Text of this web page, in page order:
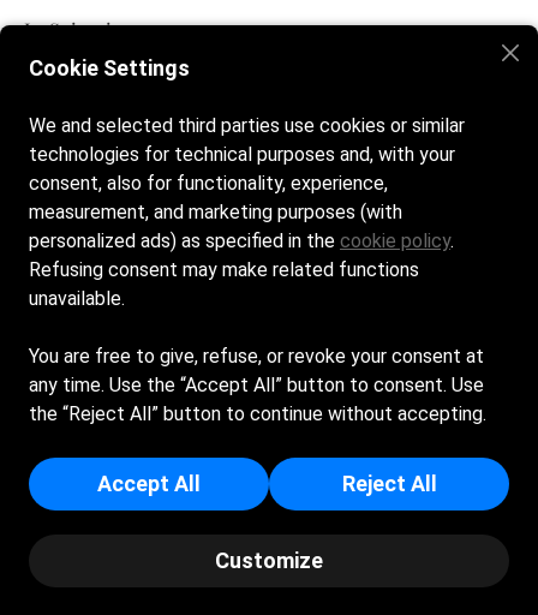
La Spiaggia
Bar e Ristorante
Contatti
Siamo aperti tutti i giorni dalle 8:30 alle 19:30
Caloma Beach. Made with love.
Privacy Policy
TAHITI SRL - Sede Legale: VIA PETROSE 18 - 73034 -
- Iscritta al registro delle imprese di Lecce - p.i/c.f:
04227240753 - Numero REA: LE - 275412
© Copyright - Caloma Beach - Powered by Spiagge.it
Cookie Settings
We and selected third parties use cookies or similar
technologies for technical purposes and, with your
consent, also for functionality, experience,
measurement, and marketing purposes (with
personalized ads) as specified in the cookie policy.
Refusing consent may make related functions
unavailable.
You are free to give, refuse, or revoke your consent at
any time. Use the “Accept All” button to consent. Use
the “Reject All” button to continue without accepting.
Accept All Reject All
Customize